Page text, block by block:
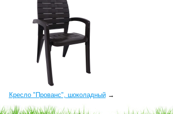
Кресло "Прованс", шоколадный→